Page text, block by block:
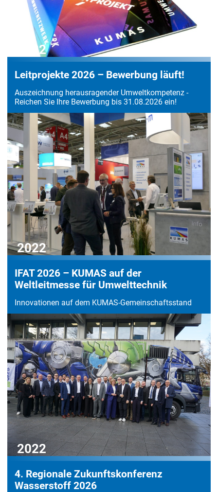
2022
Leitprojekte 2026 – Bewerbung läuft!
Auszeichnung herausragender Umweltkompetenz -
Reichen Sie Ihre Bewerbung bis 31.08.2026 ein!
2022
IFAT 2026 – KUMAS auf der
Weltleitmesse für Umwelttechnik
Innovationen auf dem KUMAS-Gemeinschaftsstand
2022
4. Regionale Zukunftskonferenz
Wasserstoff 2026